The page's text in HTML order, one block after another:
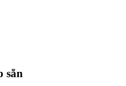
sẵn